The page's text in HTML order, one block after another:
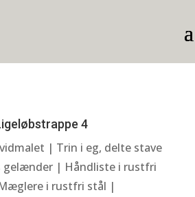
4
| Trin i eg, delte stave
gelænder | Håndliste i rustfri
i rustfri stål |